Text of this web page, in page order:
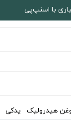
با اسنپ‌پی
هیدرولیک یدکی